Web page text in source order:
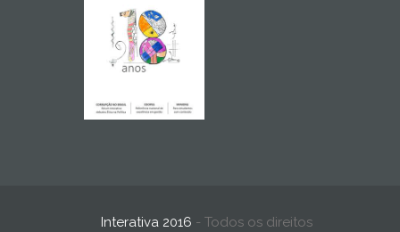
Interativa 2016 - Todos os direitos